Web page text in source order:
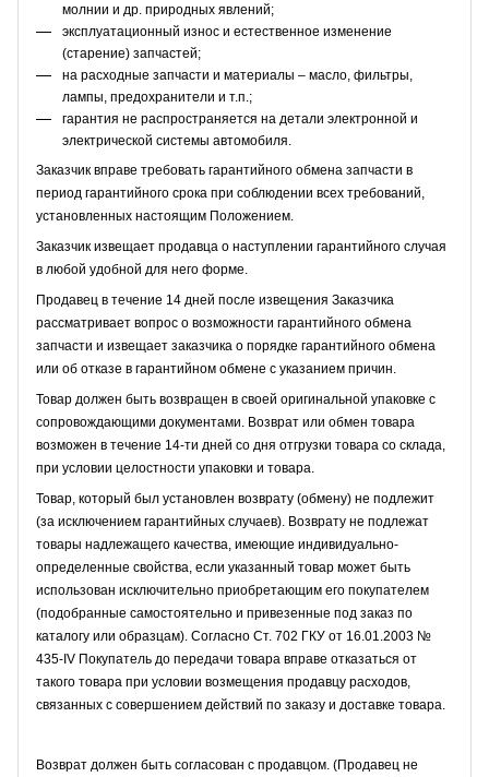
молнии и др. природных явлений;
эксплуатационный износ и естественное изменение
(старение) запчастей;
на расходные запчасти и материалы – масло, фильтры,
лампы, предохранители и т.п.;
гарантия не распространяется на детали электронной и
электрической системы автомобиля.
Заказчик вправе требовать гарантийного обмена запчасти в
период гарантийного срока при соблюдении всех требований,
установленных настоящим Положением.
Заказчик извещает продавца о наступлении гарантийного случая
в любой удобной для него форме.
Продавец в течение 14 дней после извещения Заказчика
рассматривает вопрос о возможности гарантийного обмена
запчасти и извещает заказчика о порядке гарантийного обмена
или об отказе в гарантийном обмене с указанием причин.
Товар должен быть возвращен в своей оригинальной упаковке с
сопровождающими документами. Возврат или обмен товара
возможен в течение 14-ти дней со дня отгрузки товара со склада,
при условии целостности упаковки и товара.
Товар, который был установлен возврату (обмену) не подлежит
(за исключением гарантийных случаев). Возврату не подлежат
товары надлежащего качества, имеющие индивидуально-
определенные свойства, если указанный товар может быть
использован исключительно приобретающим его покупателем
(подобранные самостоятельно и привезенные под заказ по
каталогу или образцам). Согласно Ст. 702 ГКУ от 16.01.2003 №
435-IV Покупатель до передачи товара вправе отказаться от
такого товара при условии возмещения продавцу расходов,
связанных с совершением действий по заказу и доставке товара.
Возврат должен быть согласован с продавцом. (Продавец не